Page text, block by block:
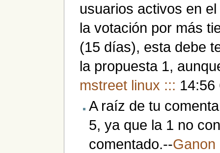
usuarios activos en
la votación por más
(15 días), esta debe
la propuesta 1,
mstreet linux ::: 14:56
A raíz de tu
5, ya que la 1 no
comentado.--Ganon